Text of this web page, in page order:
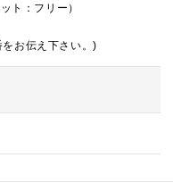
ト：フリー）
お伝え下さい。)